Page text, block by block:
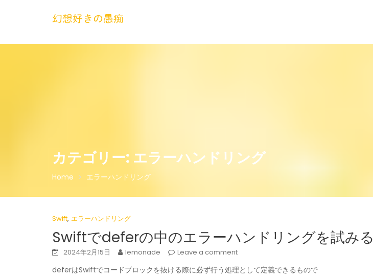
幻想好きの愚痴
カテゴリー: エラーハンドリング
Home エラーハンドリング
Swift, エラーハンドリング
Swiftでdeferの中のエラーハンドリングを試みる
2024年2月15日 lemonade Leave a comment
deferはSwiftでコードブロックを抜ける際に必ず行う処理として定義できるもので